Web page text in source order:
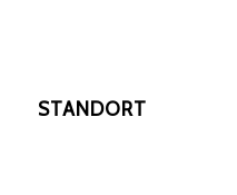
STANDORT